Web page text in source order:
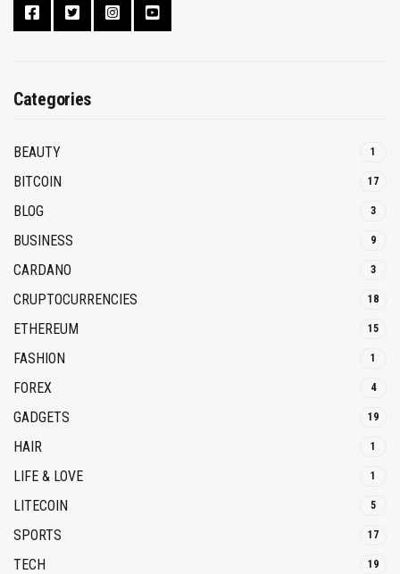
Categories
BEAUTY 1
BITCOIN 17
BLOG 3
BUSINESS 9
CARDANO 3
CRUPTOCURRENCIES 18
ETHEREUM 15
FASHION 1
FOREX 4
GADGETS 19
HAIR 1
LIFE & LOVE 1
LITECOIN 5
SPORTS 17
TECH 19